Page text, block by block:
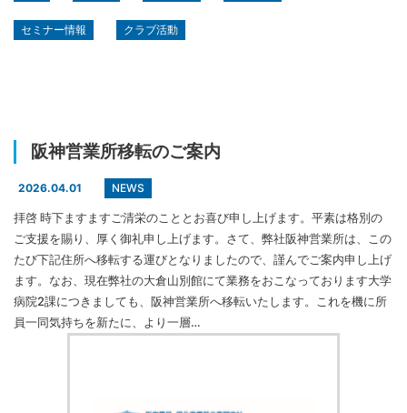
セミナー情報 クラブ活動
阪神営業所移転のご案内
2026.04.01 NEWS
拝啓 時下ますますご清栄のこととお喜び申し上げます。平素は格別の
ご支援を賜り、厚く御礼申し上げます。さて、弊社阪神営業所は、この
たび下記住所へ移転する運びとなりましたので、謹んでご案内申し上げ
ます。なお、現在弊社の大倉山別館にて業務をおこなっております大学
病院2課につきましても、阪神営業所へ移転いたします。これを機に所
員一同気持ちを新たに、より一層…